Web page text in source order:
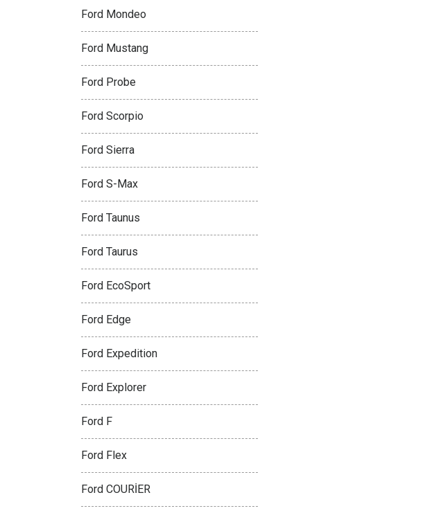
Ford Mondeo
Ford Mustang
Ford Probe
Ford Scorpio
Ford Sierra
Ford S-Max
Ford Taunus
Ford Taurus
Ford EcoSport
Ford Edge
Ford Expedition
Ford Explorer
Ford F
Ford Flex
Ford COURİER